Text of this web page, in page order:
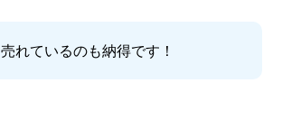
売れているのも納得です！